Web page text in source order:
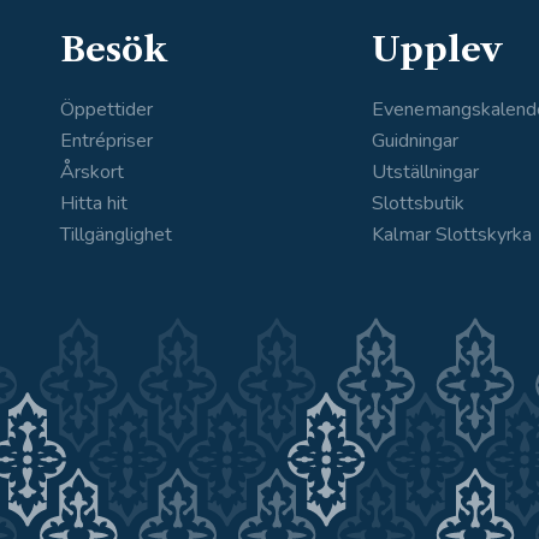
Besök
Öppettider
Entrépriser
Årskort
Hitta hit
Tillgänglighet
Upplev
Guidningar
Utställningar
Slottsbutik
Kalmar Slottskyrka